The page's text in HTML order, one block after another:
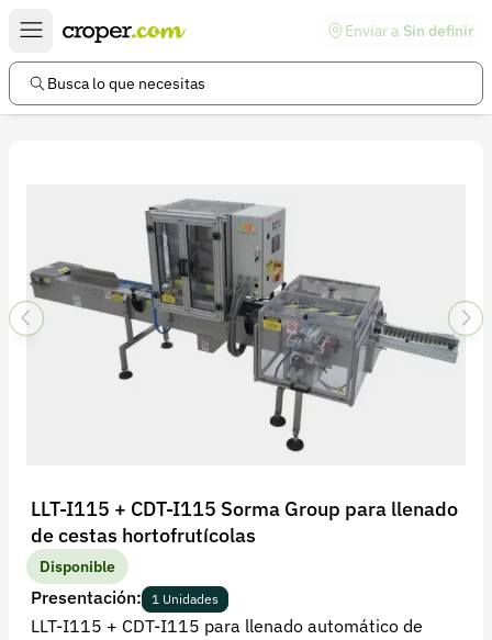
Enviar a Sin definir
Busca lo que necesitas
LLT-I115 + CDT-I115 Sorma Group para llenado
de cestas hortofrutícolas
Disponible
Presentación: 1 Unidades
LLT-I115 + CDT-I115 para llenado automático de
Enlaces de interés
Preguntas frecuentes
Información legal
Términos y condiciones
Política de devoluciones
Política de privacidad
Recuperar contraseña
Contacto
Soporte
+57 323 2931928